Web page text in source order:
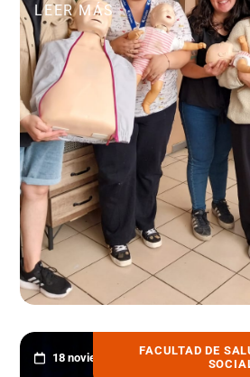
LEER MÁS
FACULTAD DE
18 noviembre, 2025